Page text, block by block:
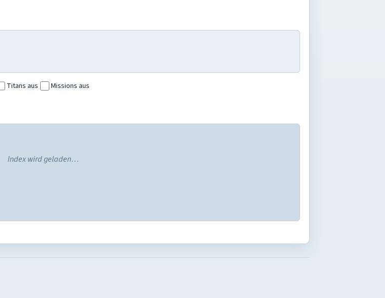
Titans aus Missions aus
Index wird geladen…